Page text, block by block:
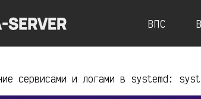
ВПС
сервисами и логами в systemd: